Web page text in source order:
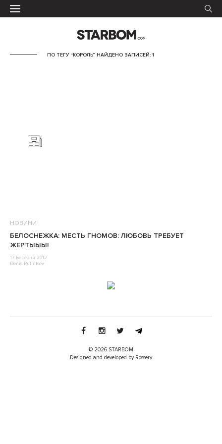
ПО ТЕГУ “КОРОЛЬ” НАЙДЕНО ЗАПИСЕЙ: 1
НОВИНИ
БЕЛОСНЕЖКА: МЕСТЬ ГНОМОВ: ЛЮБОВЬ ТРЕБУЕТ
ЖЕРТЫЫЫ!
17 Березня 2012
Denis Putintsev
© 2026 STARBOM
Designed and developed by Rossery